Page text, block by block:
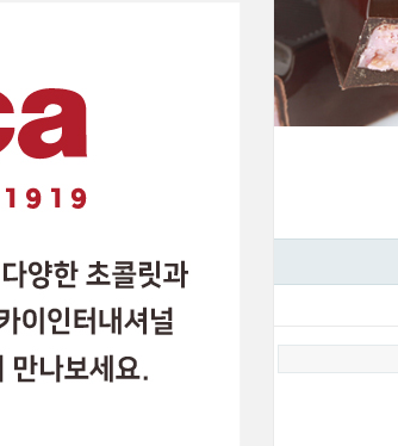
베이커리믹스
커스타드믹스
광택제
베이커리믹스
공지사항이 보여집니다.